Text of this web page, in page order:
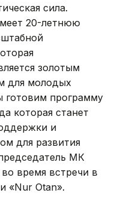
сила.
20-летнюю
золотым
для молодых
готовим программу
которая станет
и
для развития
МК
время встречи в
«Nur Otan».